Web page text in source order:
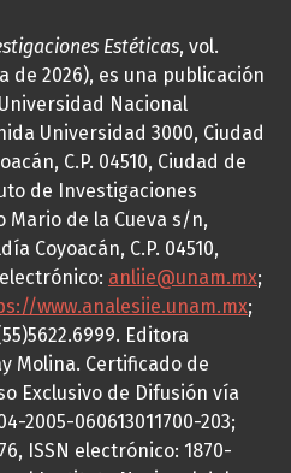
Estéticas, vol.
de 2026), es una publicación
Nacional
Universidad 3000, Ciudad
C.P. 04510, Ciudad de
de Investigaciones
Mario de la Cueva s/n,
Coyoacán, C.P. 04510,
anliie@unam.mx;
www.analesiie.unam.mx;
Editora
Molina. Certificado de
Exclusivo de Difusión vía
2005-060613011700-203;
ISSN electrónico: 1870-